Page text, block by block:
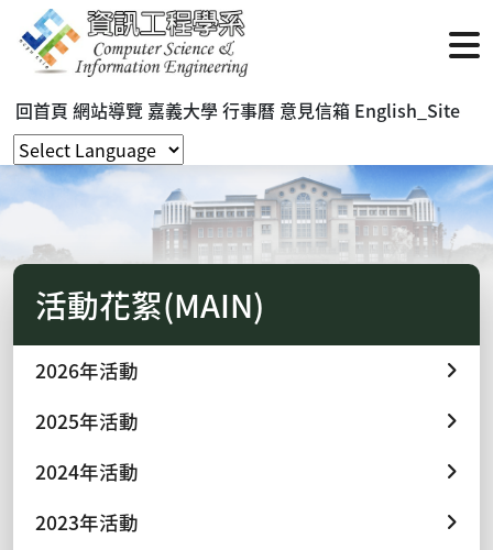
回首頁 網站導覽 嘉義大學行事曆 意見信箱 English_Site
活動花絮(MAIN)
2026年活動
2025年活動
2024年活動
2023年活動